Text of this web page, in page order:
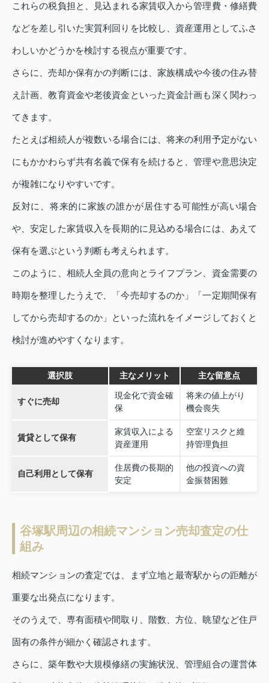
これらの税負担と、見込まれる家賃収入から管理費・修繕費
などを差し引いた実質利回りを比較し、資産運用としてふさ
わしいかどうかを検討する視点が重要です。
さらに、売却か保有かの判断には、家族構成や今後の住み替
え計画、教育資金や老後資金といった資金計画も深く関わっ
てきます。
たとえば相続人が複数いる場合には、将来の利用予定がない
にもかかわらず共有名義で保有を続けると、管理や意思決定
が複雑になりやすいです。
反対に、将来的に家族の誰かが居住する可能性が高い場合
や、安定した家賃収入を長期的に見込める場合には、あえて
保有を選ぶという判断も考えられます。
このように、相続人全員の意向とライフプラン、資金需要の
時期を整理したうえで、「今売却するのか」「一定期間保有
してから売却するのか」といった流れをイメージしておくと
検討が進めやすくなります。
選択肢 主なメリット 主な留意点
すぐに売却
現金化で資金確
保
将来の値上がり
機会喪失
賃貸として保有
家賃収入による
資産運用
空室リスクと維
持管理負担
自己利用として保有
住居費の長期的
安定
他の投資への資
金振替困難
谷塚駅周辺の相続マンション売却査定の仕
組み
相続マンションの査定では、まず立地と最寄駅からの距離が
重要な出発点になります。
そのうえで、専有面積や間取り、階数、方位、眺望など住戸
固有の条件が細かく確認されます。
さらに、築年数や大規模修繕の実施状況、管理組合の運営体